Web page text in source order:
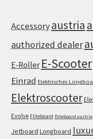
Accessoryaustria
authorized dealer
E-Roller E-Scooter
Einrad Elektrisches
Elektroscooter
Evolve Fliteboard fliteboard austria
Jetboard Longboard